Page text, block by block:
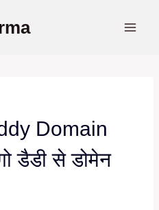
Domain
डैडी से डोमेन